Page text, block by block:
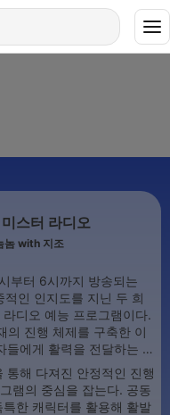
스터 라디오
with 지조
부터 6시까지 방송되는
인 인지도를 지닌 두 희
디오 예능 프로그램이다.
의 진행 체제를 구축한 이
에게 활력을 전달하는 것
통해 다져진 안정적인 진행
램의 중심을 잡는다. 공동
한 캐릭터를 활용해 활발